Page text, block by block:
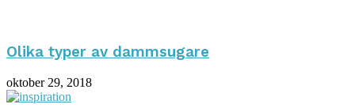
Olika typer av dammsugare
oktober 29, 2018